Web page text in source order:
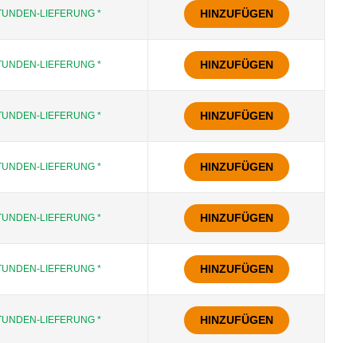
LIEFERUNG * HINZUFÜGEN
LIEFERUNG * HINZUFÜGEN
LIEFERUNG * HINZUFÜGEN
LIEFERUNG * HINZUFÜGEN
LIEFERUNG * HINZUFÜGEN
LIEFERUNG * HINZUFÜGEN
LIEFERUNG * HINZUFÜGEN